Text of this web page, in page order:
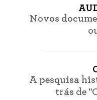
Novos
A pesquisa
trás de